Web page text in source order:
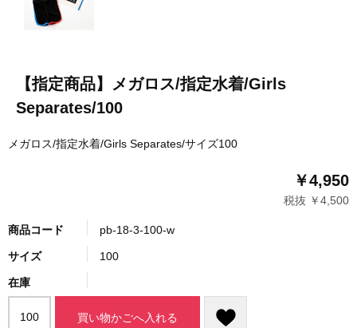
【指定商品】メガロス/指定水着/Girls
Separates/100
メガロス/指定水着/Girls Separates/サイズ100
￥4,950
税抜 ￥4,500
商品コード pb-18-3-100-w
サイズ 100
在庫
100 買い物かごへ入れる